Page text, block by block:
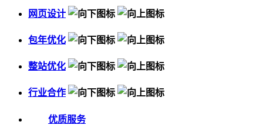
网页设计
包年优化
整站优化
行业合作
优质服务